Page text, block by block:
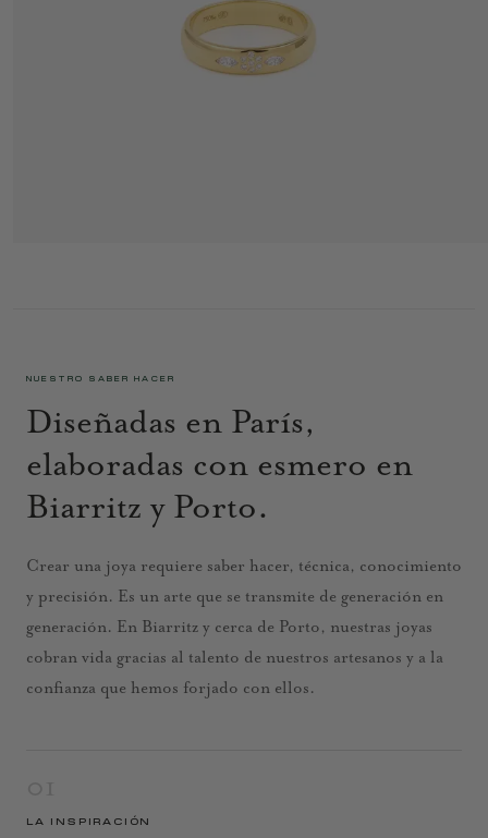
NUESTRO SABER HACER
Diseñadas en París,
elaboradas con esmero en
Biarritz y Porto.
Crear una joya requiere saber hacer, técnica, conocimiento
y precisión. Es un arte que se transmite de generación en
generación. En Biarritz y cerca de Porto, nuestras joyas
cobran vida gracias al talento de nuestros artesanos y a la
confianza que hemos forjado con ellos.
LA INSPIRACIÓN